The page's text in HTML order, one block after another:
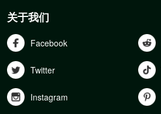
关于我们
Facebook
Twitter
Instagram